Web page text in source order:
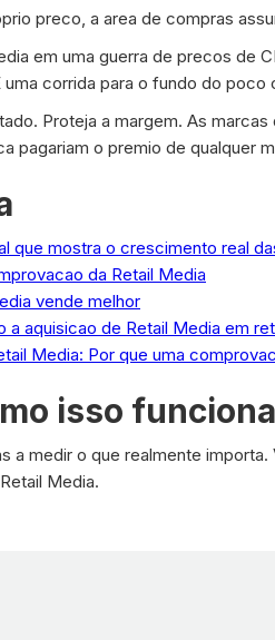
preco, a area de compras
em uma guerra de precos de
corrida para o fundo do
Proteja a margem. As
pagariam o premio de qualquer
que mostra o crescimento real
da Retail Media
vende melhor
a aquisicao de Retail Media em
Media: Por que uma
isso
a medir o que realmente importa.
Media.